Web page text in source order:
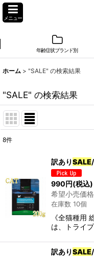
メニュー
年齢症状ブランド別
ホーム > "SALE" の検索結果
"SALE" の検索結果
在庫あり
:
8件
訳ありSALE
990 円(税込)
希望小売価格
在庫数 10個
《全猫種用
は、トライ
訳ありSALE